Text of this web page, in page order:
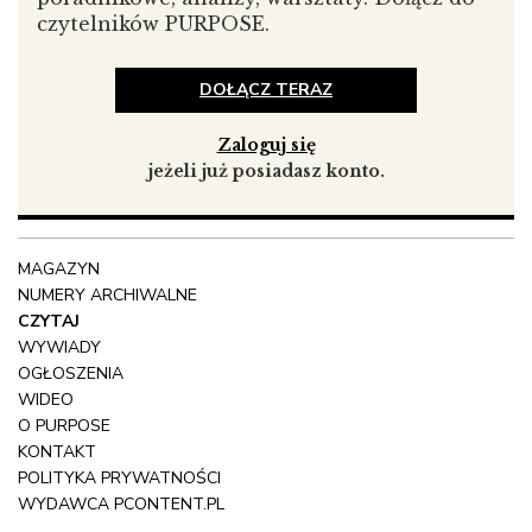
Na zdjęciu Gabriela Michalczuk
PRZECZYTAJ również wywiad z Maciejem
Sekundą, pomysłodawcą Galerii SEKA Art
>>TUTAJ<<
czytelników PURPOSE.
DOŁĄCZ TERAZ
Zaloguj się
jeżeli już posiadasz konto.
MAGAZYN
NUMERY ARCHIWALNE
CZYTAJ
WYWIADY
OGŁOSZENIA
WIDEO
O PURPOSE
KONTAKT
POLITYKA PRYWATNOŚCI
WYDAWCA PCONTENT.PL